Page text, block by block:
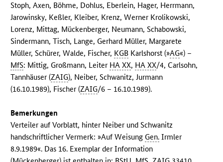
Stoph, Axen, Böhme, Dohlus, Eberlein, Hager, Herrmann,
Jarowinsky, Keßler, Kleiber, Krenz, Werner Krolikowski,
Lorenz, Mittag, Mückenberger, Neumann, Schabowski,
Sindermann, Tisch, Lange, Gerhard Müller, Margarete
Müller, Schürer, Walde, Fischer, KGB Karlshorst (»AG«) –
MfS: Mittig, Großmann, Leiter HA XX, HA XX/4, Carlsohn,
Tannhäuser (ZAIG), Neiber, Schwanitz, Jurmann
(16.10.1989), Fischer (ZAIG/6 – 16.10.1989).
Bemerkungen
Verteiler auf Vorblatt, hinter Neiber und Schwanitz
handschriftlicher Vermerk: »Auf Weisung Gen. Irmler
8.9.1989«. Das 16. Exemplar der Information